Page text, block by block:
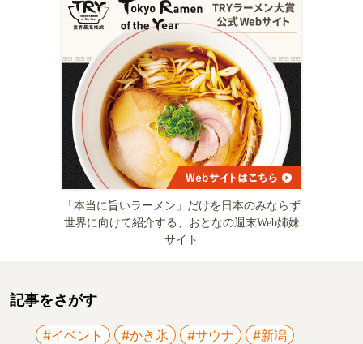
「本当に旨いラーメン」だけを日本のみならず
世界に向けて紹介する、おとなの週末Web姉妹
サイト
記事をさがす
#イベント #かき氷 #サウナ
#新潟